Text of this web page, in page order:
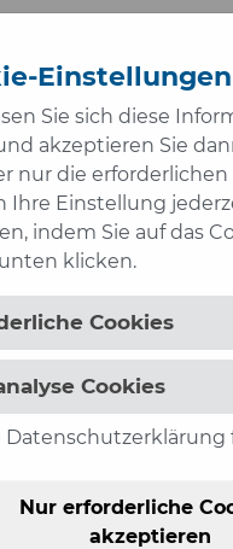
Einstellungen
Sie sich diese
akzeptieren Sie
nur die erforderlichen
Ihre Einstellung
indem Sie auf das
klicken.
Cookies
Cookies
Datenschutzerklärung
Nur erforderliche
akzeptieren
springen
0 MAIL
VORFALL BERICHTEN